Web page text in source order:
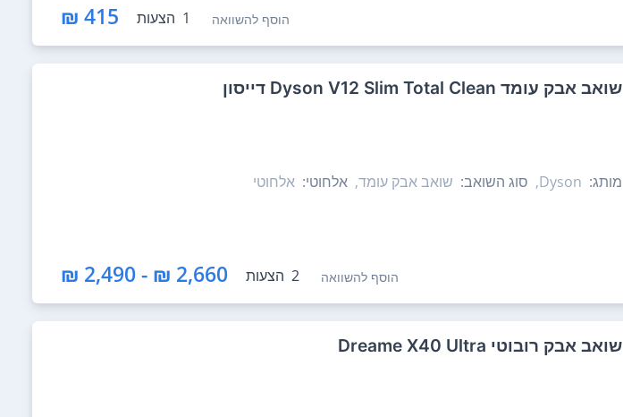
הוסף להשוואה 1 הצעות 415 ₪
‏שואב אבק עומד Dyson V12 Slim Total Clean דייסון
מותג: Dyson, סוג השואב: שואב אבק עומד, אלחוטי: אלחוטי
הוסף להשוואה 2 הצעות 2,660 ₪ - 2,490 ₪
‏שואב אבק רובוטי Dreame X40 Ultra